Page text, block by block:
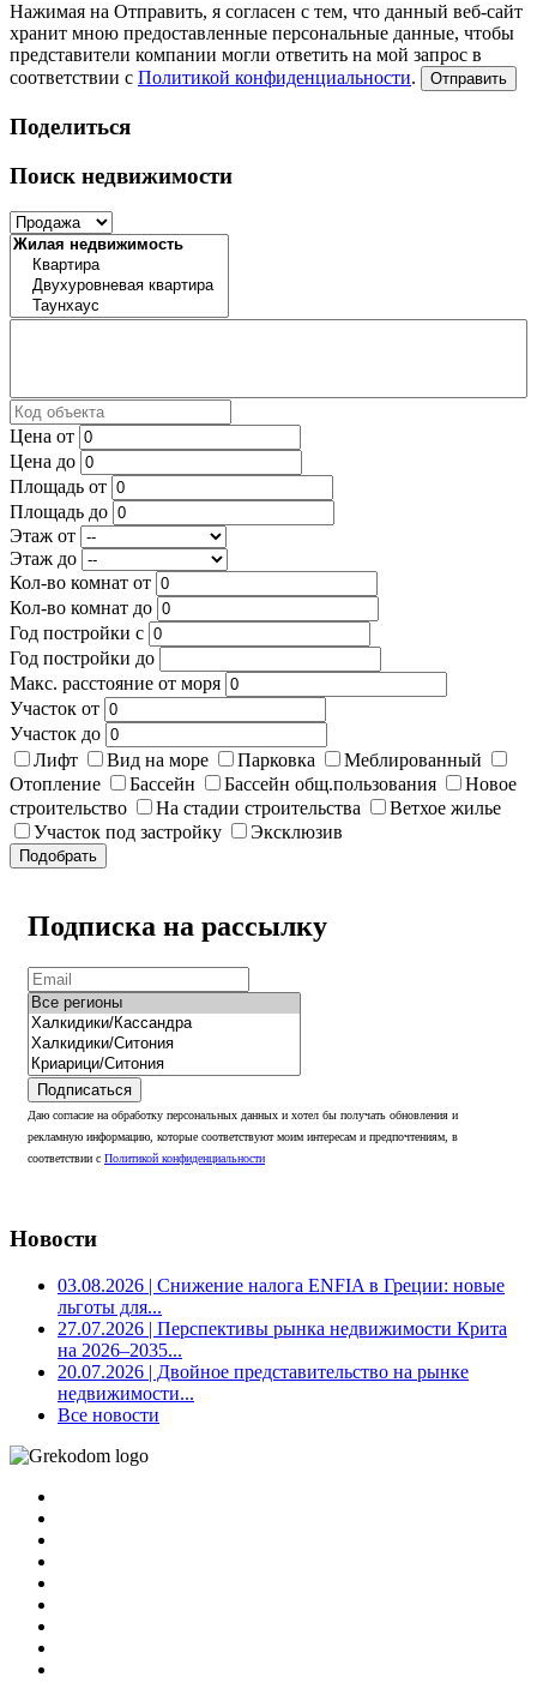
Нажимая на Отправить, я согласен с тем, что данный веб-сайт
хранит мною предоставленные персональные данные, чтобы
представители компании могли ответить на мой запрос в
соответствии с Политикой конфиденциальности. Отправить
Поделиться
Поиск недвижимости
Цена от
Цена до
Площадь от
Площадь до
Этаж от
Этаж до
Кол-во комнат от
Кол-во комнат до
Год постройки с
Год постройки до
Макс. расстояние от моря
Участок от
Участок до
Лифт
Вид на море Парковка
Меблированный
Отопление
Бассейн Бассейн общ.пользования
Новое
строительство
На стадии строительства
Ветхое жилье
Участок под застройку
Эксклюзив
Подобрать
Подписка на рассылку
Подписаться
Даю согласие на обработку персональных данных и хотел бы получать обновления и
рекламную информацию, которые соответствуют моим интересам и предпочтениям, в
соответствии с Политикой конфиденциальности
Новости
03.08.2026 | Снижение налога ENFIA в Греции: новые
льготы для...
27.07.2026 | Перспективы рынка недвижимости Крита
на 2026–2035...
20.07.2026 | Двойное представительство на рынке
недвижимости...
Все новости